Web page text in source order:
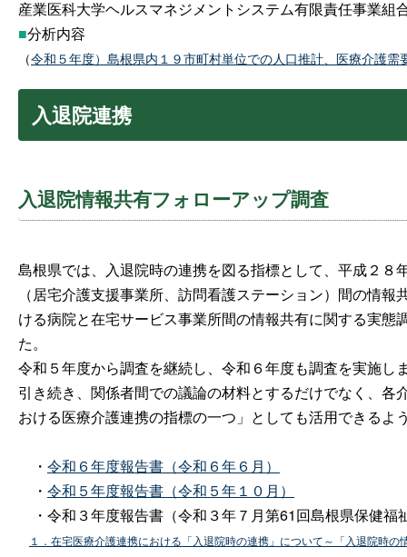
産業医科大学ヘルスマネジメントシステム有限責任事業組
■分析内容
（令和５年度）島根県内１９市町村単位での人口推計、医療介護需
入退院連携
入退院情報共有フォローアップ調査
島根県では、入退院時の連携を図る指標として、平成２８
（居宅介護支援事業所、訪問看護ステーション）間の情報
ける病院と在宅サービス事業所間の情報共有に関する実態
た。
令和５年度から調査を継続し、令和６年度も調査を実施し
引き続き、関係者間での議論の材料とするだけでなく、
おける医療介護連携の指標の一つ」としても活用できるよ
・ 令和６年度報告書（令和６年６月）
・ 令和５年度報告書（令和５年１０月）
・令和３年度報告書（令和３年７月第61回島根県保健福
１．在宅医療介護連携における「入退院時の連携」について～「入退院時